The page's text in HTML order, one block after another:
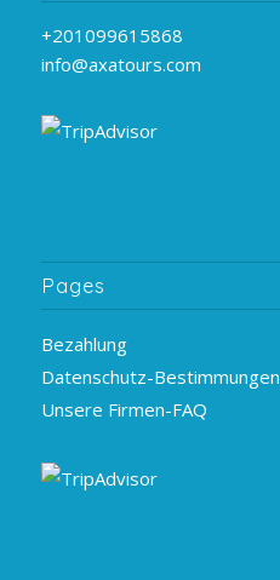
+201099615868
info@axatours.com
Pages
Bezahlung
Datenschutz-Bestimmungen
Unsere Firmen-FAQ